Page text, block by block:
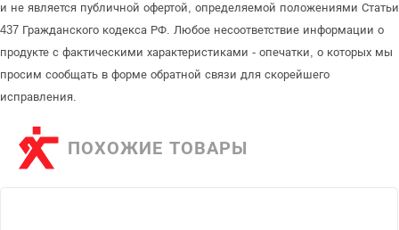
и не является публичной офертой, определяемой положениями Статьи
437 Гражданского кодекса РФ. Любое несоответствие информации о
продукте с фактическими характеристиками - опечатки, о которых мы
просим сообщать в форме обратной связи для скорейшего
исправления.
ПОХОЖИЕ ТОВАРЫ